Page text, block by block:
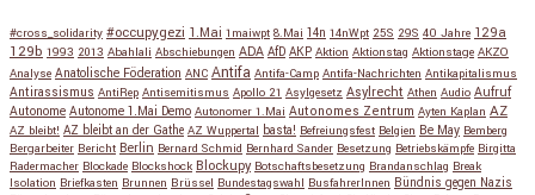
#cross_solidarity #occupygezi 1.Mai 1maiwpt 8.Mai 14n 14nWpt 25S 29S 40 Jahre 129a
129b 1993 2013 Abahlali Abschiebungen ADA AfD AKP Aktion Aktionstag Aktionstage AKZO
Analyse Anatolische Föderation ANC Antifa Antifa-Camp Antifa-Nachrichten Antikapitalismus
Antirassismus AntiRep Antisemitismus Apollo 21 Asylgesetz Asylrecht Athen Audio Aufruf
Autonome Autonome 1.Mai Demo Autonomer 1.Mai Autonomes Zentrum Ayten Kaplan AZ
AZ bleibt! AZ bleibt an der Gathe AZ Wuppertal basta! Befreiungsfest Belgien Be May Bemberg
Bergarbeiter Bericht Berlin Bernard Schmid Bernhard Sander Besetzung Betriebskämpfe Birgitta
Radermacher Blockade Blockshock Blockupy Botschaftsbesetzung Brandanschlag Break
Isolation Briefkasten Brunnen Brüssel Bundestagswahl BusfahrerInnen Bündnis gegen Nazis